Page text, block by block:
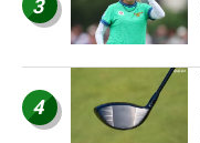
3
4